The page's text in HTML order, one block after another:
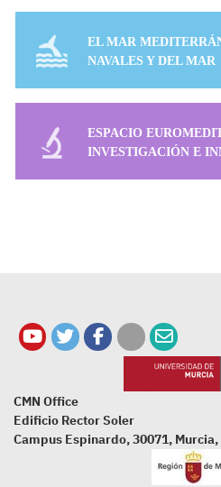
EL MAR
NAVALES Y DEL MAR
ESPACIO
INVESTIGACIÓN E
CMN Office
Edificio Rector Soler
Campus Espinardo, 30071,